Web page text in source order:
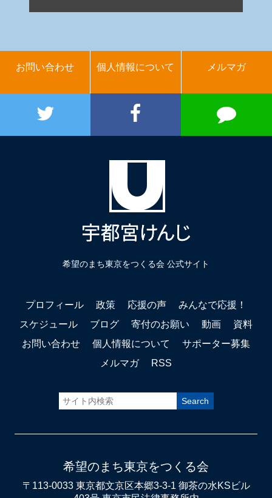
お問い合わせ 個人情報について メルマガ
希望のまち東京をつくる会 公式サイト
プロフィール 政策 応援の声
みんなで応援！
スケジュール
ブログ 寄付のお願い 動画
資料
お問い合わせ
個人情報について
サポーター募集
メルマガ
RSS
希望のまち東京をつくる会
〒113-0033 東京都文京区本郷3-3-1 御茶の水KSビル